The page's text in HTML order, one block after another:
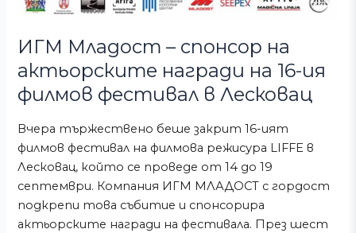
ИГМ Младост – спонсор на
актьорските награди на 16-ия
филмов фестивал в Лесковац
Вчера тържествено беше закрит 16-ият
филмов фестивал на филмова режисура LIFFE в
Лесковац, който се проведе от 14 до 19
септември. Компания ИГМ МЛАДОСТ с гордост
подкрепи това събитие и спонсорира
актьорските награди на фестивала. През шест